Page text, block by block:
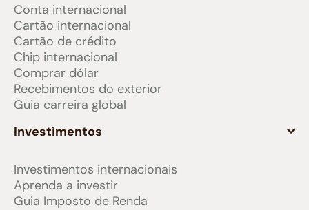
Conta internacional
Cartão internacional
Cartão de crédito
Chip internacional
Comprar dólar
Recebimentos do exterior
Guia carreira global
Investimentos
Investimentos internacionais
Aprenda a investir
Guia Imposto de Renda